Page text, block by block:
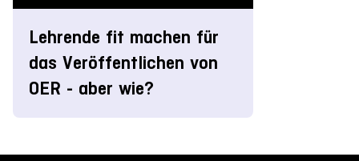
Lehrende fit machen für
das Veröffentlichen von
OER - aber wie?